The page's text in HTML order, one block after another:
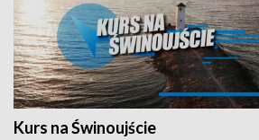
Kurs na Świnoujście